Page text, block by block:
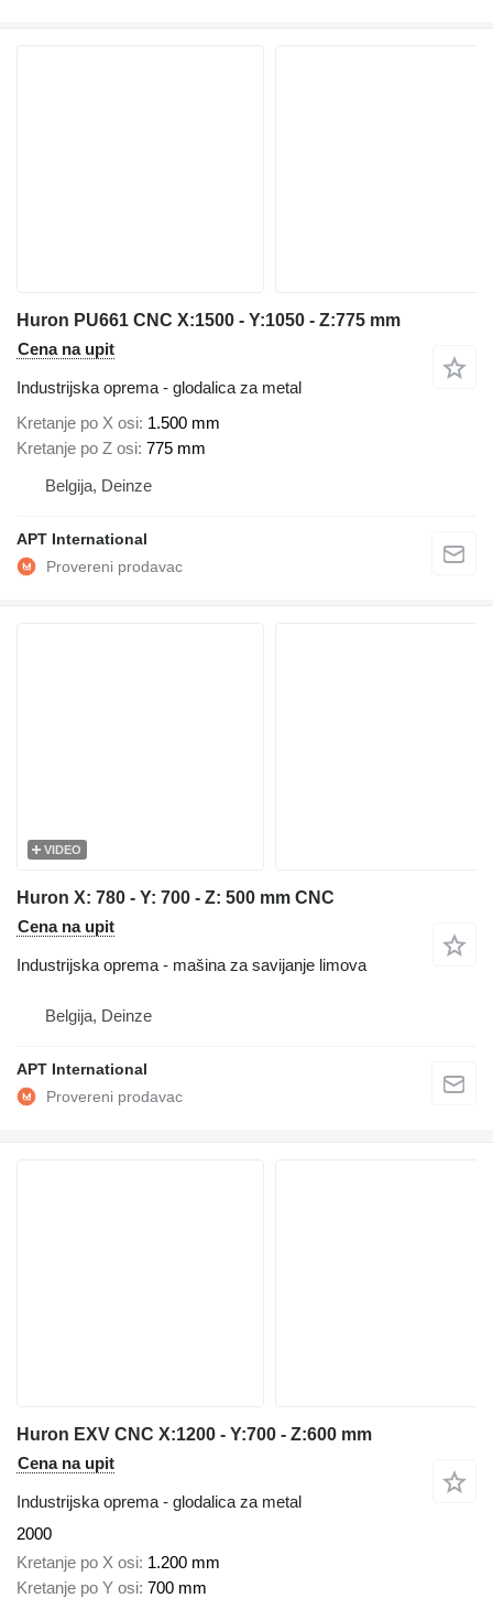
Huron PU661 CNC X:1500 - Y:1050 - Z:775 mm
Cena na upit
Industrijska oprema - glodalica za metal
Kretanje po X osi 1.500 mm
Kretanje po Z osi 775 mm
Belgija, Deinze
APT International
VIDEO
Huron X: 780 - Y: 700 - Z: 500 mm CNC
Cena na upit
Industrijska oprema - mašina za savijanje limova
Belgija, Deinze
APT International
Huron EXV CNC X:1200 - Y:700 - Z:600 mm
Cena na upit
Industrijska oprema - glodalica za metal
2000
Kretanje po X osi 1.200 mm
Kretanje po Y osi 700 mm